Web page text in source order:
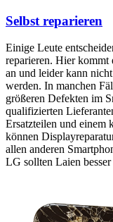
Selbst reparieren
Einige Leute
reparieren. Hier kommt
an und leider kann
werden. In manchen
größeren Defekten im
qualifizierten
Ersatzteilen und einem
können
allen anderen
LG sollten Laien